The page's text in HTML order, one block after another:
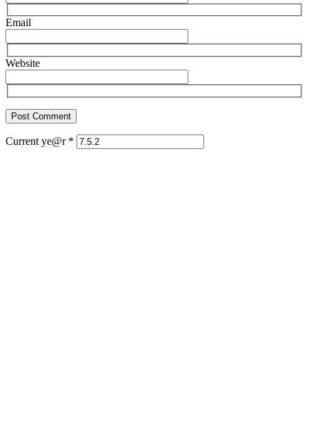
Email
Website
Current ye@r *